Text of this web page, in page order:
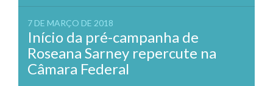
7 DE MARÇO DE 2018
Início da pré-campanha de
Roseana Sarney repercute na
Câmara Federal